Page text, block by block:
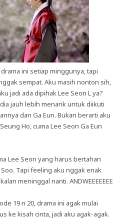
ini setiap minggunya, tapi
sempat. Aku masih nonton sih,
jadi ada dipihak Lee Seon L ya?
jauh lebih menarik untuk diikuti
dan Ga Eun. Bukan berarti aku
Ho, cuma Lee Seon Ga Eun
Lee Seon yang harus bertahan
Tapi feeling aku nggak enak
meninggal nanti. ANDWEEEEEEE
19 n 20, drama ini agak mulai
ke kisah cinta, jadi aku agak-agak.